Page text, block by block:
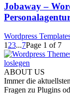
Jobaway –
Wordpress
1 23...7Page 1 of 7
ABOUT US
Immer die
Fragen zu Plugins